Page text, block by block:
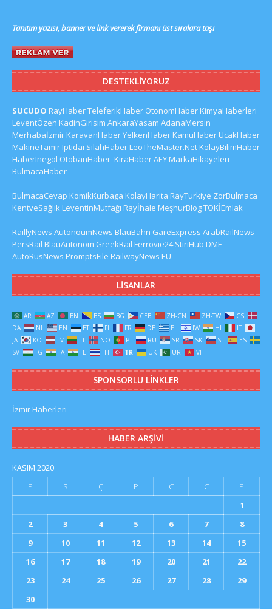
Tanıtım yazısı, banner ve link vererek firmanı üst sıralara taşı
DESTEKLIYORUZ
SUCUDO RayHaberTeleferikHaber OtonomHaberKimyaHaberleri
LeventÖzen KadinGirisim AnkaraYasam AdanaMersin
MerhabaİzmirKaravanHaberYelkenHaberKamuHaberUcakHaber
MakineTamirIptidai SilahHaberLeoTheMaster.NetKolayBilimHaber
HaberInegol OtobanHaber KiraHaberAEYMarkaHikayeleri
BulmacaHaber
BulmacaCevap KomikKurbaga KolayHarita RayTurkiye ZorBulmaca
KentveSağlıkLeventinMutfağı Rayİhale MeşhurBlogTOKİEmlak
RaillyNews AutonoumNews BlauBahn GareExpress ArabRailNews
PersRail BlauAutonom GreekRail Ferrovie24 StiriHub DME
AutoRusNews PromptsFile RailwayNews EU
LISANLAR
AR AZ BN BS BG CEB ZH-CN ZH-TW
CS
DA
NL EN ET FI FR DE EL IW HI
IT
JA
KO LV LT NO PT RU SR SK SL
ES
SV
TG TA TE TH TR UK UR VI
SPONSORLU LINKLER
İzmir Haberleri
HABER ARŞIVI
KASIM 2020
P
S Ç P C C
P
1
2
3 4 5 6 7
8
9
10 11 12 13 14
15
16
17 18 19 20 21
22
23
24 25 26 27 28
29
30